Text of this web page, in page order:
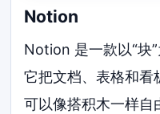
Notion
Notion 是一款以“块
它把文档、表格和看
可以像搭积木一样